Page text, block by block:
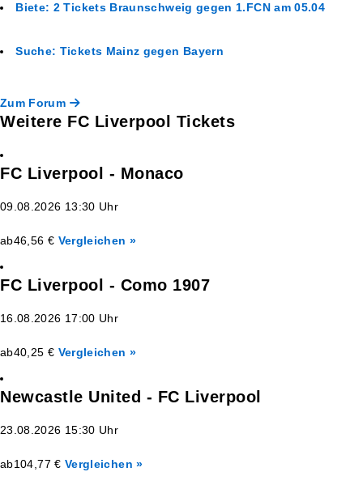
Biete: 2 Tickets Braunschweig gegen 1.FCN am 05.04
Suche: Tickets Mainz gegen Bayern
Zum Forum
Weitere FC Liverpool Tickets
FC Liverpool - Monaco
09.08.2026 13:30 Uhr
ab46,56 € Vergleichen »
FC Liverpool - Como 1907
16.08.2026 17:00 Uhr
ab40,25 € Vergleichen »
Newcastle United - FC Liverpool
23.08.2026 15:30 Uhr
ab104,77 € Vergleichen »